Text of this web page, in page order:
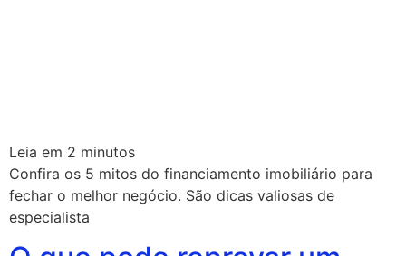
Leia em 2 minutos
Confira os 5 mitos do financiamento imobiliário para
fechar o melhor negócio. São dicas valiosas de
especialista